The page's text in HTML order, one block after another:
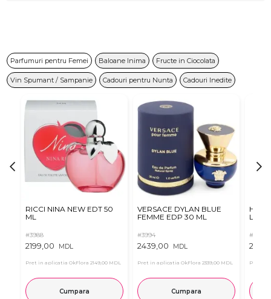
Parfumuri pentru Femei Baloane Inima Fructe in Ciocolata
Vin Spumant / Sampanie Cadouri pentru Nunta Cadouri Inedite
RICCI NINA NEW EDT 50
ML
#3988
2199,00 MDL
Pret in aplicatia OkFlora 2149,00 MDL
Cumpara
VERSACE DYLAN BLUE
FEMME EDP 30 ML
#3994
2439,00 MDL
Pret in aplicatia OkFlora 2339,00 MDL
Cumpara
Hugo
Le
#4014
Pret in